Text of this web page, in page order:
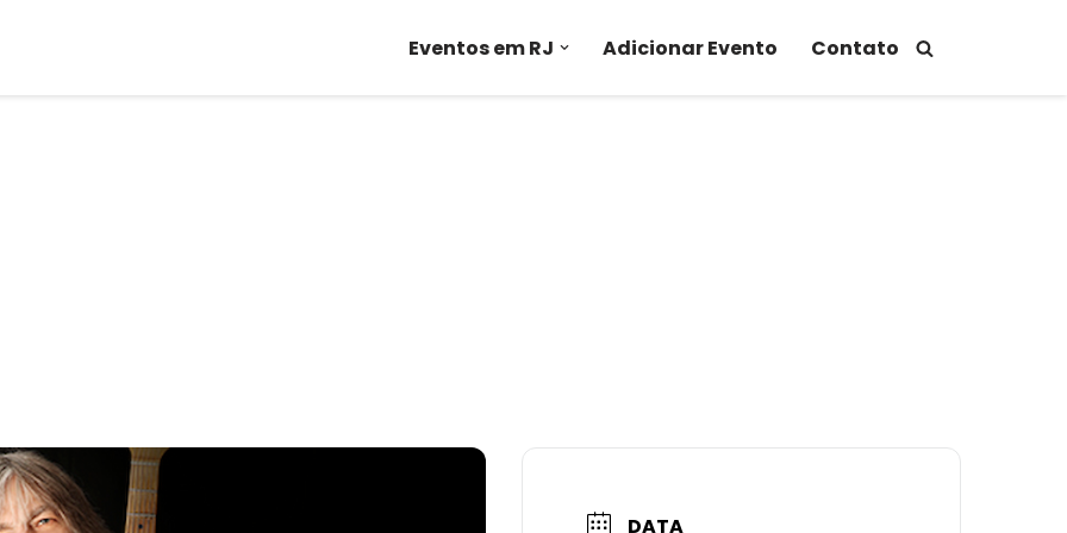
Eventos em RJ Adicionar Evento Contato
DATA